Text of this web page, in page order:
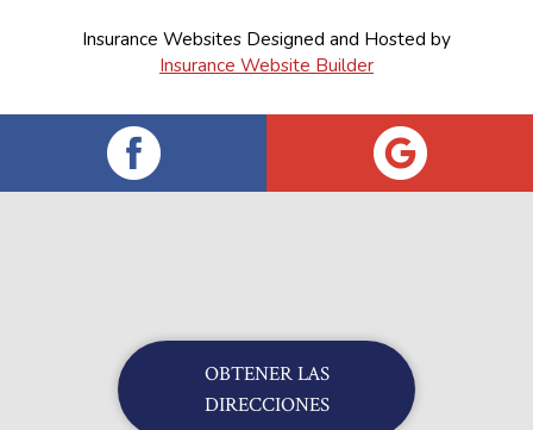
Insurance Websites Designed and Hosted by
Insurance Website Builder
OBTENER LAS
DIRECCIONES